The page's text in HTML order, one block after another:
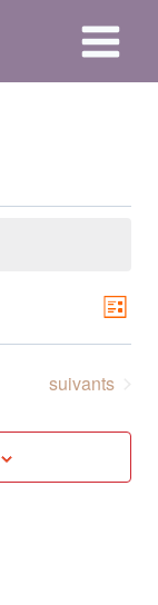
de
Liste
Évènements
suivants